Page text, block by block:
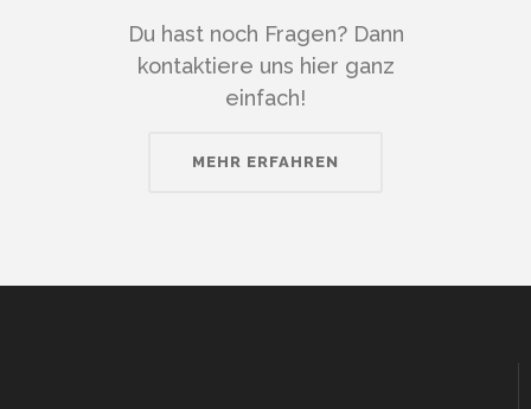
Du hast noch Fragen? Dann
kontaktiere uns hier ganz
einfach!
MEHR ERFAHREN